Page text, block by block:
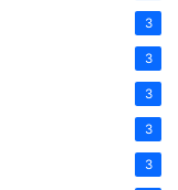
3
3
3
3
3